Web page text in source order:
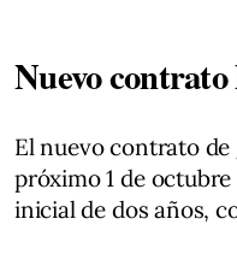
Nuevo contrato
El nuevo contrato
próximo 1 de
inicial de dos años,